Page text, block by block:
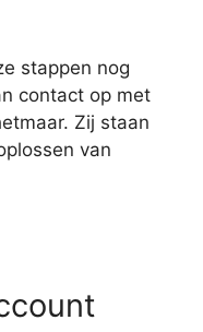
stappen nog
contact op met
Zij staan
van